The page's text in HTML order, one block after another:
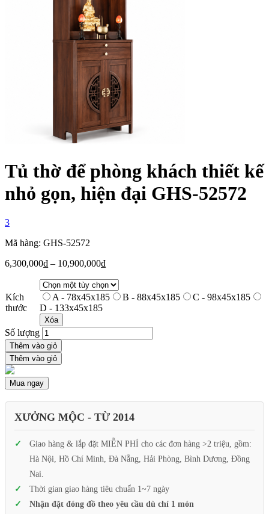
Tủ thờ để phòng khách thiết kế
nhỏ gọn, hiện đại GHS-52572
3
Mã hàng: GHS-52572
6,300,000₫ – 10,900,000₫
Kích
thước
A - 78x45x185 B - 88x45x185
C - 98x45x185
D - 133x45x185
Xóa
Số lượng
Thêm vào giỏ
Thêm vào giỏ
Mua ngay
XƯỞNG MỘC - TỪ 2014
Giao hàng & lắp đặt MIỄN PHÍ cho các đơn hàng >2 triệu, gồm:
Hà Nội, Hồ Chí Minh, Đà Nẵng, Hải Phòng, Bình Dương, Đồng
Nai.
Thời gian giao hàng tiêu chuẩn 1~7 ngày
Nhận đặt đóng đồ theo yêu cầu dù chỉ 1 món